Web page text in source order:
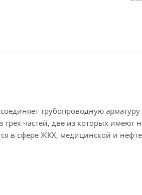
трубопроводную
частей, две из которых имеют
в сфере ЖКХ, медицинской и